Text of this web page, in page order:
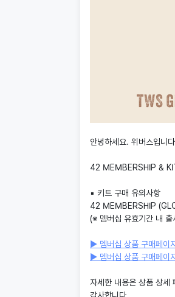
안녕하세요. 위버스입니
42 MEMBERSHIP &
▪︎ 키트 구매 유의사항
42 MEMBERSHIP
(※ 멤버십 유효기간 내
▶ 멤버십 상품 구매페이
▶ 멤버십 상품 구매페이
자세한 내용은 상품 상세